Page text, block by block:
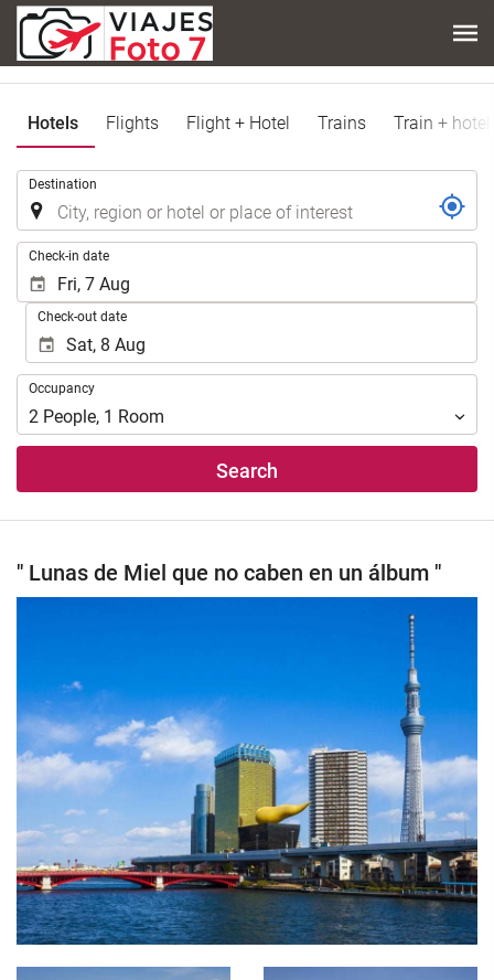
Hotels Flights Flight + Hotel Trains Train + hotel
Destination
Check-in date
Check-out date
Occupancy
Occupancy
2 People, 1 Room
Search
" Lunas de Miel que no caben en un álbum "